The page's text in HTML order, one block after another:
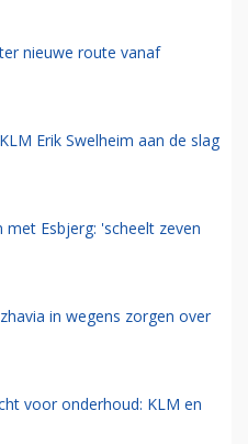
nieuwe route vanaf
Erik Swelheim aan de slag
Esbjerg: 'scheelt zeven
in wegens zorgen over
voor onderhoud: KLM en